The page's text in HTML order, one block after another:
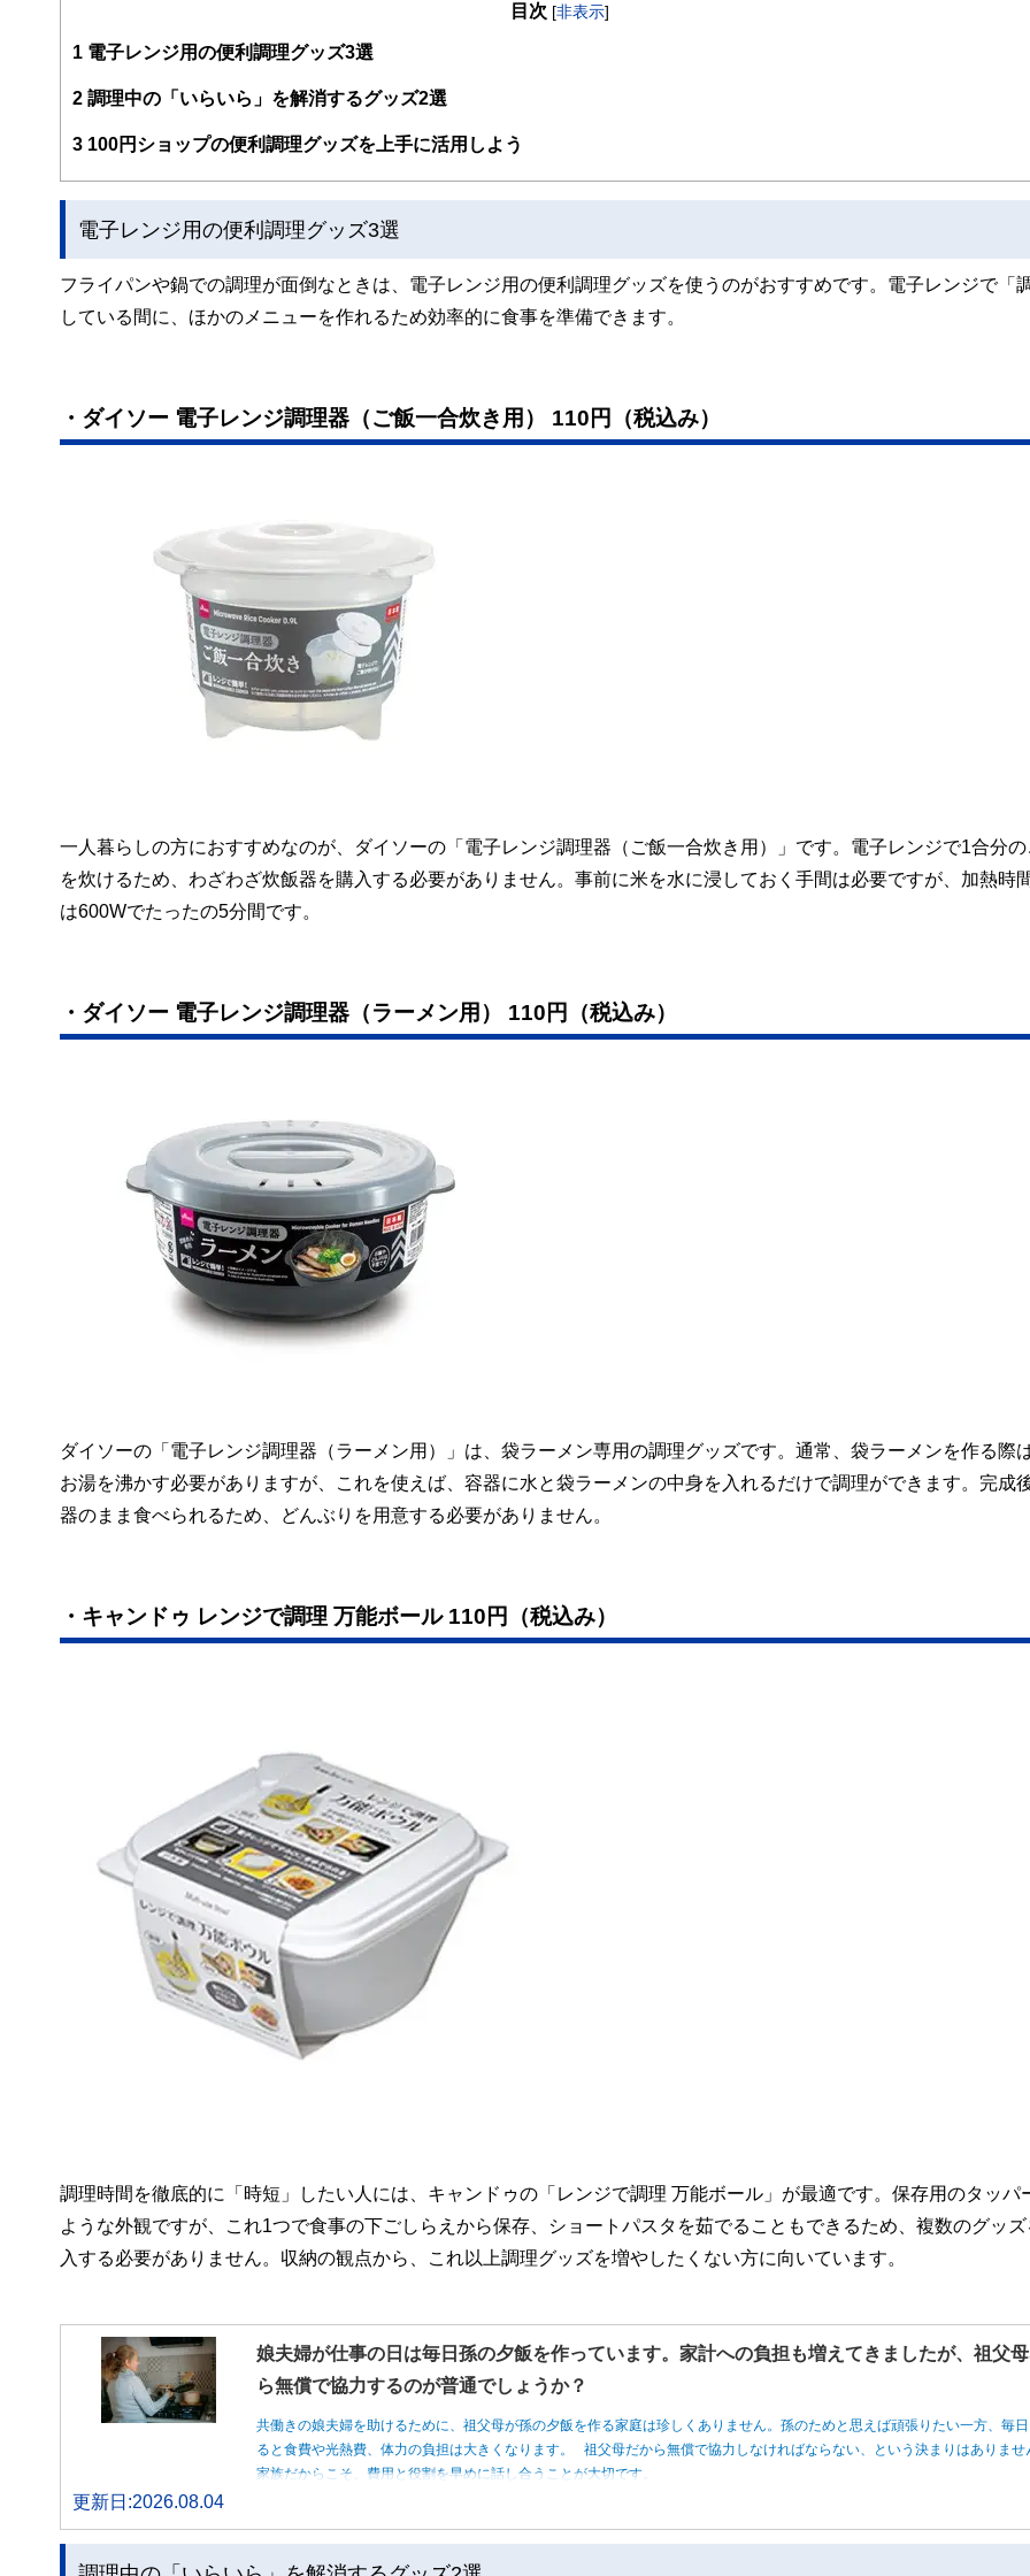
案から記事掲載まですべての工程に関わることで、読者目線のコンテンツを追求しています。
FinancialFieldの特徴は、ファイナンシャルプランナー、弁護士、税理士、宅地建物取引士、相続診断士、住宅ローンアドバイザー、DCプラン
ー、公認会計士、社会保険労務士、行政書士、投資アナリスト、キャリアコンサルタントなど150名以上の有資格者を執筆者・監修者として迎
私たちは、快適でより良い生活のアイデアを提供するお金のコンシェルジュを目指します。
目次 [非表示]
1 電子レンジ用の便利調理グッズ3選
2 調理中の「いらいら」を解消するグッズ2選
3 100円ショップの便利調理グッズを上手に活用しよう
電子レンジ用の便利調理グッズ3選
フライパンや鍋での調理が面倒なときは、電子レンジ用の便利調理グッズを使うのがおすすめです。電子レンジで「調
している間に、ほかのメニューを作れるため効率的に食事を準備できます。
・ダイソー 電子レンジ調理器（ご飯一合炊き用） 110円（税込み）
一人暮らしの方におすすめなのが、ダイソーの「電子レンジ調理器（ご飯一合炊き用）」です。電子レンジで1合分の
を炊けるため、わざわざ炊飯器を購入する必要がありません。事前に米を水に浸しておく手間は必要ですが、加熱時
は600Wでたったの5分間です。
・ダイソー 電子レンジ調理器（ラーメン用） 110円（税込み）
ダイソーの「電子レンジ調理器（ラーメン用）」は、袋ラーメン専用の調理グッズです。通常、袋ラーメンを作る際
お湯を沸かす必要がありますが、これを使えば、容器に水と袋ラーメンの中身を入れるだけで調理ができます。完成
器のまま食べられるため、どんぶりを用意する必要がありません。
・キャンドゥ レンジで調理 万能ボール 110円（税込み）
調理時間を徹底的に「時短」したい人には、キャンドゥの「レンジで調理 万能ボール」が最適です。保存用のタッパ
ような外観ですが、これ1つで食事の下ごしらえから保存、ショートパスタを茹でることもできるため、複数のグッ
入する必要がありません。収納の観点から、これ以上調理グッズを増やしたくない方に向いています。
娘夫婦が仕事の日は毎日孫の夕飯を作っています。家計への負担も増えてきましたが、祖父
ら無償で協力するのが普通でしょうか？
共働きの娘夫婦を助けるために、祖父母が孫の夕飯を作る家庭は珍しくありません。孫のためと思えば頑張りたい一方、毎日
ると食費や光熱費、体力の負担は大きくなります。 祖父母だから無償で協力しなければならない、という決まりはありませ
家族だからこそ、費用と役割を早めに話し合うことが大切です。
更新日:2026.08.04